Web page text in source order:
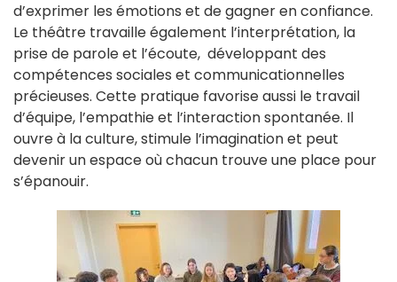
d’exprimer les émotions et de gagner en confiance.
Le théâtre travaille également l’interprétation, la
prise de parole et l’écoute, développant des
compétences sociales et communicationnelles
précieuses. Cette pratique favorise aussi le travail
d’équipe, l’empathie et l’interaction spontanée. Il
ouvre à la culture, stimule l’imagination et peut
devenir un espace où chacun trouve une place pour
s’épanouir.